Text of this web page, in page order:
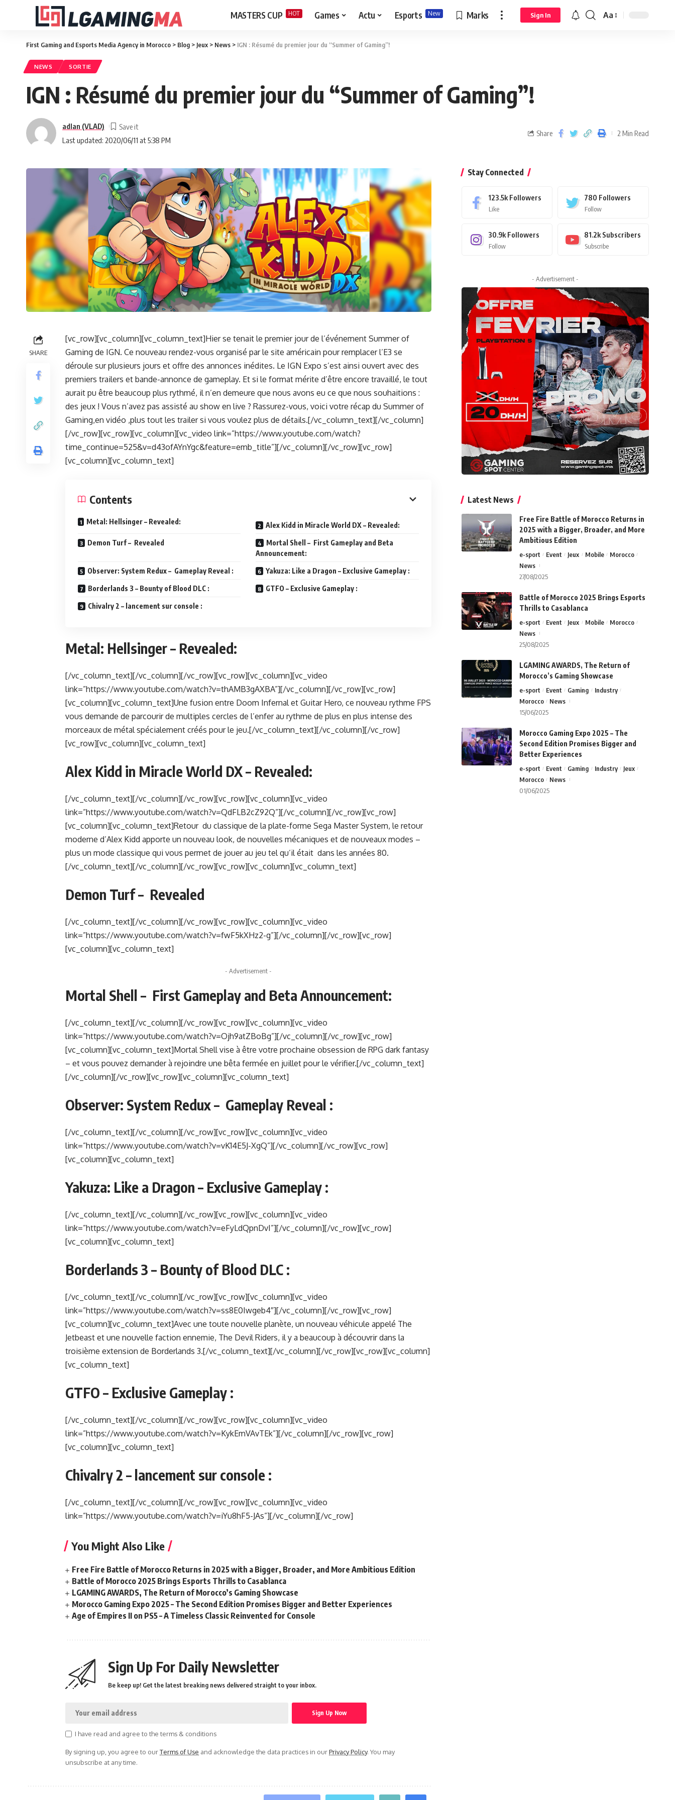
MASTERS CUP HOT Games Actu Esports New Marks Sign In Aa
First Gaming and Esports Media Agency in Morocco > Blog > Jeux > News > IGN : Résumé du premier jour du “Summer of Gaming”!
NEWS SORTIE
IGN : Résumé du premier jour du “Summer of Gaming”!
Last updated: 2020/06/11 at 5:38 PM
adlan (VLAD)
Share 2 Min Read
SHARE
[vc_row][vc_column][vc_column_text]Hier se tenait le premier jour de l’événement Summer of
Gaming de IGN. Ce nouveau rendez-vous organisé par le site américain pour remplacer l’E3 se
déroule sur plusieurs jours et offre des annonces inédites. Le IGN Expo s’est ainsi ouvert avec des
premiers trailers et bande-annonce de gameplay. Et si le format mérite d’être encore travaillé, le tout
aurait pu être beaucoup plus rythmé, il n’en demeure que nous avons eu ce que nous souhaitions :
des jeux ! Vous n’avez pas assisté au show en live ? Rassurez-vous, voici votre récap du Summer of
Gaming,en vidéo ,plus tout les trailer si vous voulez plus de détails.[/vc_column_text][/vc_column]
[/vc_row][vc_row][vc_column][vc_video link=”https://www.youtube.com/watch?
time_continue=525&v=d43ofAYnYgc&feature=emb_title”][/vc_column][/vc_row][vc_row]
[vc_column][vc_column_text]
Contents
Metal: Hellsinger – Revealed: Alex Kidd in Miracle World DX – Revealed:
Demon Turf – Revealed
Mortal Shell – First Gameplay and Beta
Announcement:
Observer: System Redux – Gameplay Reveal : Yakuza: Like a Dragon – Exclusive Gameplay :
Borderlands 3 – Bounty of Blood DLC : GTFO – Exclusive Gameplay :
Chivalry 2 – lancement sur console :
Metal: Hellsinger – Revealed:
[/vc_column_text][/vc_column][/vc_row][vc_row][vc_column][vc_video
link=”https://www.youtube.com/watch?v=thAMB3gAXBA”][/vc_column][/vc_row][vc_row]
[vc_column][vc_column_text]Une fusion entre Doom Infernal et Guitar Hero, ce nouveau rythme FPS
vous demande de parcourir de multiples cercles de l’enfer au rythme de plus en plus intense des
morceaux de métal spécialement créés pour le jeu.[/vc_column_text][/vc_column][/vc_row]
[vc_row][vc_column][vc_column_text]
Alex Kidd in Miracle World DX – Revealed:
[/vc_column_text][/vc_column][/vc_row][vc_row][vc_column][vc_video
link=”https://www.youtube.com/watch?v=QdFLB2cZ92Q”][/vc_column][/vc_row][vc_row]
[vc_column][vc_column_text]Retour du classique de la plate-forme Sega Master System, le retour
moderne d’Alex Kidd apporte un nouveau look, de nouvelles mécaniques et de nouveaux modes –
plus un mode classique qui vous permet de jouer au jeu tel qu’il était dans les années 80.
[/vc_column_text][/vc_column][/vc_row][vc_row][vc_column][vc_column_text]
Demon Turf – Revealed
[/vc_column_text][/vc_column][/vc_row][vc_row][vc_column][vc_video
link=”https://www.youtube.com/watch?v=fwF5kXHz2-g”][/vc_column][/vc_row][vc_row]
[vc_column][vc_column_text]
- Advertisement -
Mortal Shell – First Gameplay and Beta Announcement:
[/vc_column_text][/vc_column][/vc_row][vc_row][vc_column][vc_video
link=”https://www.youtube.com/watch?v=Ojh9atZBoBg”][/vc_column][/vc_row][vc_row]
[vc_column][vc_column_text]Mortal Shell vise à être votre prochaine obsession de RPG dark fantasy
– et vous pouvez demander à rejoindre une bêta fermée en juillet pour le vérifier.[/vc_column_text]
[/vc_column][/vc_row][vc_row][vc_column][vc_column_text]
Observer: System Redux – Gameplay Reveal :
[/vc_column_text][/vc_column][/vc_row][vc_row][vc_column][vc_video
link=”https://www.youtube.com/watch?v=vK14E5J-XgQ”][/vc_column][/vc_row][vc_row]
[vc_column][vc_column_text]
Yakuza: Like a Dragon – Exclusive Gameplay :
[/vc_column_text][/vc_column][/vc_row][vc_row][vc_column][vc_video
link=”https://www.youtube.com/watch?v=eFyLdQpnDvI”][/vc_column][/vc_row][vc_row]
[vc_column][vc_column_text]
Borderlands 3 – Bounty of Blood DLC :
[/vc_column_text][/vc_column][/vc_row][vc_row][vc_column][vc_video
link=”https://www.youtube.com/watch?v=ss8E0Iwgeb4″][/vc_column][/vc_row][vc_row]
[vc_column][vc_column_text]Avec une toute nouvelle planète, un nouveau véhicule appelé The
Jetbeast et une nouvelle faction ennemie, The Devil Riders, il y a beaucoup à découvrir dans la
troisième extension de Borderlands 3.[/vc_column_text][/vc_column][/vc_row][vc_row][vc_column]
[vc_column_text]
GTFO – Exclusive Gameplay :
[/vc_column_text][/vc_column][/vc_row][vc_row][vc_column][vc_video
link=”https://www.youtube.com/watch?v=KykEmVAvTEk”][/vc_column][/vc_row][vc_row]
[vc_column][vc_column_text]
Chivalry 2 – lancement sur console :
[/vc_column_text][/vc_column][/vc_row][vc_row][vc_column][vc_video
link=”https://www.youtube.com/watch?v=iYu8hF5-JAs”][/vc_column][/vc_row]
You Might Also Like
Free Fire Battle of Morocco Returns in 2025 with a Bigger, Broader, and More Ambitious Edition
Battle of Morocco 2025 Brings Esports Thrills to Casablanca
LGAMING AWARDS, The Return of Morocco’s Gaming Showcase
Morocco Gaming Expo 2025 – The Second Edition Promises Bigger and Better Experiences
Age of Empires II on PS5 – A Timeless Classic Reinvented for Console
Sign Up For Daily Newsletter
Be keep up! Get the latest breaking news delivered straight to your inbox.
I have read and agree to the terms & conditions
By signing up, you agree to ourTerms of Use and acknowledge the data practices in ourPrivacy Policy. You may
unsubscribe at any time.
Stay Connected
123.5k Followers
Like
780 Followers
Follow
30.9k Followers
Follow
81.2k Subscribers
Subscribe
- Advertisement -
Latest News
Free Fire Battle of Morocco Returns in
2025 with a Bigger, Broader, and More
Ambitious Edition
e-sport Event Jeux Mobile
Morocco
News
27/08/2025
Battle of Morocco 2025 Brings Esports
Thrills to Casablanca
e-sport Event Jeux Mobile
Morocco
News
25/08/2025
LGAMING AWARDS, The Return of
Morocco’s Gaming Showcase
e-sport Event Gaming
Industry
Morocco
News
15/06/2025
Morocco Gaming Expo 2025 – The
Second Edition Promises Bigger and
Better Experiences
e-sport Event Gaming Industry
Jeux
Morocco
News
01/06/2025